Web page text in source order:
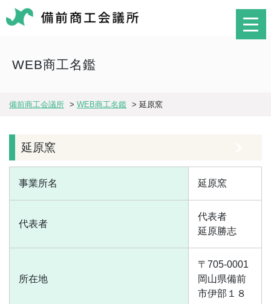
WEB商工名鑑
備前商工会議所 > WEB商工名鑑 > 延原窯
延原窯
事業所名 延原窯
代表者
代表者
延原勝志
所在地
〒705-0001
岡山県備前
市伊部１８